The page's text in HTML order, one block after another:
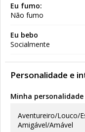
Eu fumo:
Não fumo
Eu bebo
Socialmente
Personalidade e
Minha
Aventureiro/Louco/
Amigável/Amável